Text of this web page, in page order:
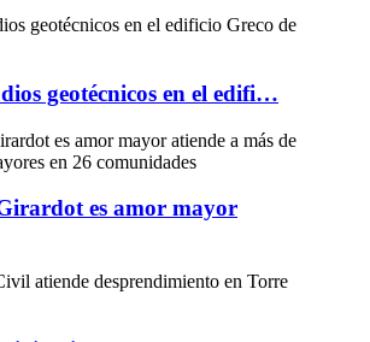
geotécnicos en el edifi…
es amor mayor